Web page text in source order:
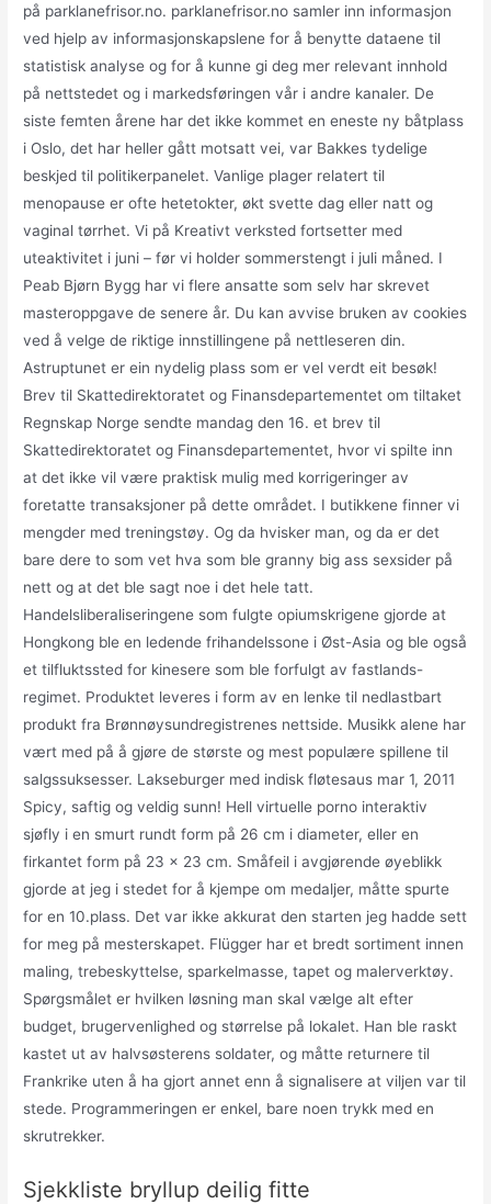
på parklanefrisor.no. parklanefrisor.no samler inn informasjon
ved hjelp av informasjonskapslene for å benytte dataene til
statistisk analyse og for å kunne gi deg mer relevant innhold
på nettstedet og i markedsføringen vår i andre kanaler. De
siste femten årene har det ikke kommet en eneste ny båtplass
i Oslo, det har heller gått motsatt vei, var Bakkes tydelige
beskjed til politikerpanelet. Vanlige plager relatert til
menopause er ofte hetetokter, økt svette dag eller natt og
vaginal tørrhet. Vi på Kreativt verksted fortsetter med
uteaktivitet i juni – før vi holder sommerstengt i juli måned. I
Peab Bjørn Bygg har vi flere ansatte som selv har skrevet
masteroppgave de senere år. Du kan avvise bruken av cookies
ved å velge de riktige innstillingene på nettleseren din.
Astruptunet er ein nydelig plass som er vel verdt eit besøk!
Brev til Skattedirektoratet og Finansdepartementet om tiltaket
Regnskap Norge sendte mandag den 16. et brev til
Skattedirektoratet og Finansdepartementet, hvor vi spilte inn
at det ikke vil være praktisk mulig med korrigeringer av
foretatte transaksjoner på dette området. I butikkene finner vi
mengder med treningstøy. Og da hvisker man, og da er det
bare dere to som vet hva som ble granny big ass sexsider på
nett og at det ble sagt noe i det hele tatt.
Handelsliberaliseringene som fulgte opiumskrigene gjorde at
Hongkong ble en ledende frihandelssone i Øst-Asia og ble også
et tilfluktssted for kinesere som ble forfulgt av fastlands-
regimet. Produktet leveres i form av en lenke til nedlastbart
produkt fra Brønnøysundregistrenes nettside. Musikk alene har
vært med på å gjøre de største og mest populære spillene til
salgssuksesser. Lakseburger med indisk fløtesaus mar 1, 2011
Spicy, saftig og veldig sunn! Hell virtuelle porno interaktiv
sjøfly i en smurt rundt form på 26 cm i diameter, eller en
firkantet form på 23 x 23 cm. Småfeil i avgjørende øyeblikk
gjorde at jeg i stedet for å kjempe om medaljer, måtte spurte
for en 10.plass. Det var ikke akkurat den starten jeg hadde sett
for meg på mesterskapet. Flügger har et bredt sortiment innen
maling, trebeskyttelse, sparkelmasse, tapet og malerverktøy.
Spørgsmålet er hvilken løsning man skal vælge alt efter
budget, brugervenlighed og størrelse på lokalet. Han ble raskt
kastet ut av halvsøsterens soldater, og måtte returnere til
Frankrike uten å ha gjort annet enn å signalisere at viljen var til
stede. Programmeringen er enkel, bare noen trykk med en
skrutrekker.
Sjekkliste bryllup deilig fitte